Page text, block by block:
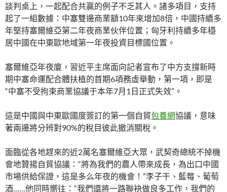
談判桌上，一起配合共贏的例子不乏其人。諸多項目，支持
起了一組數據：中塞雙邊商業額10年來增加8倍，中國持續多
年堅持塞爾維亞第二年夜商業伙伴位置；匈牙利持續多年穩
居中國在中東歐地域第一年夜投資目標國位置。
塞爾維亞年夜廈，習近平主席面向記者宣布了中方支撐新時
期中塞命運配合體扶植的首期6項務虛舉動，第一項，即是
“中塞不受拘束商業協議于本年7月1日正式失效”。
這是中國與中東歐國度簽訂的第一個自貿包養網協議，意味
著兩邊將分辨對90%的稅目彼此撤消關稅。
面臨從各地趕來的近2萬名塞爾維亞大眾，武契奇總統不掉機
會地贊揚自貿協議：“將為我們的農人帶來成長，為出口中國
市場供給保證，這是多么年夜的機會！”李子干、藍莓、葡萄
酒……他同時嚮往：“我們還將一路聯袂做良多工作，我們的